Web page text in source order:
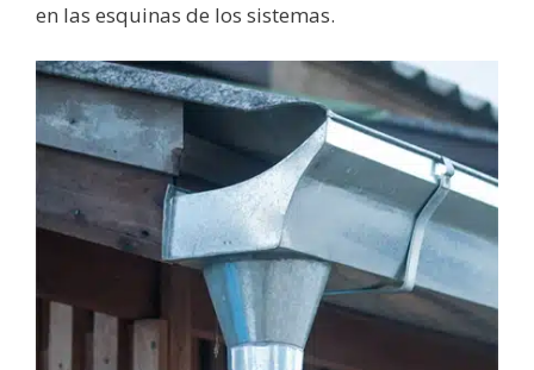
en las esquinas de los sistemas.